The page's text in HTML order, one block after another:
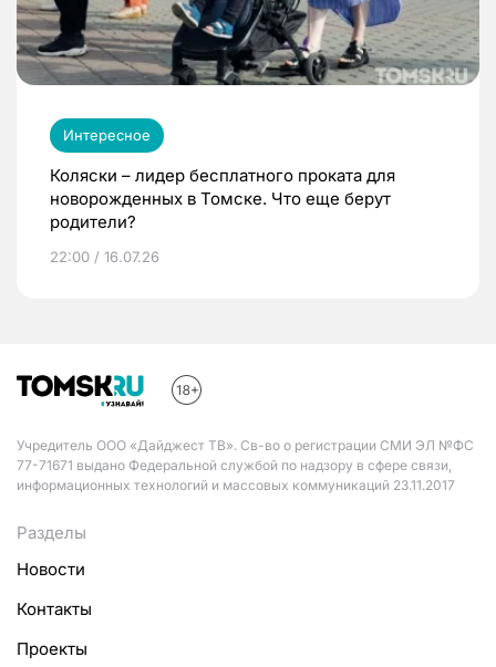
Интересное
Коляски – лидер бесплатного проката для
новорожденных в Томске. Что еще берут
родители?
22:00 / 16.07.26
Учредитель ООО «Дайджест ТВ». Св-во о регистрации СМИ ЭЛ №ФС
77-71671 выдано Федеральной службой по надзору в сфере связи,
информационных технологий и массовых коммуникаций 23.11.2017
Разделы
Новости
Контакты
Проекты